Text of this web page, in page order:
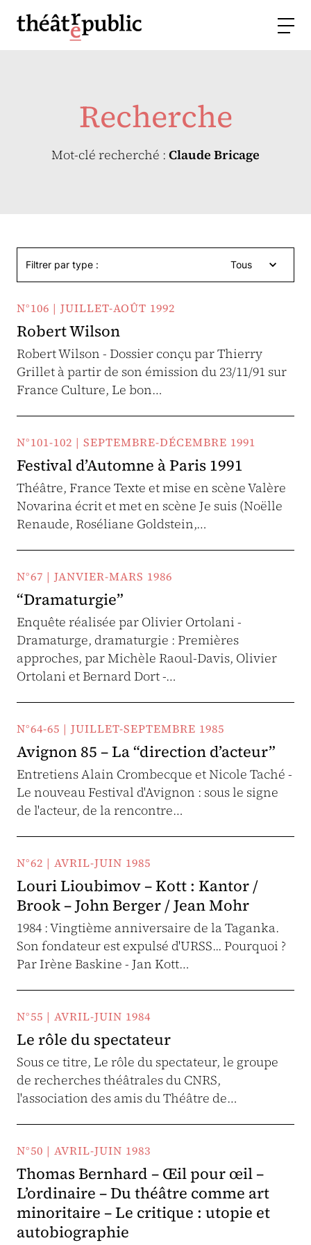
Recherche
Mot-clé recherché : Claude Bricage
Filtrer par type : Tous
N°106 | JUILLET-AOÛT 1992
Robert Wilson
Robert Wilson - Dossier conçu par Thierry
Grillet à partir de son émission du 23/11/91 sur
France Culture, Le bon…
N°101-102 | SEPTEMBRE-DÉCEMBRE 1991
Festival d’Automne à Paris 1991
Théâtre, France Texte et mise en scène Valère
Novarina écrit et met en scène Je suis (Noëlle
Renaude, Roséliane Goldstein,…
N°67 | JANVIER-MARS 1986
“Dramaturgie”
Enquête réalisée par Olivier Ortolani -
Dramaturge, dramaturgie : Premières
approches, par Michèle Raoul-Davis, Olivier
Ortolani et Bernard Dort -…
N°64-65 | JUILLET-SEPTEMBRE 1985
Avignon 85 – La “direction d’acteur”
Entretiens Alain Crombecque et Nicole Taché -
Le nouveau Festival d'Avignon : sous le signe
de l'acteur, de la rencontre…
N°62 | AVRIL-JUIN 1985
Louri Lioubimov – Kott : Kantor /
Brook – John Berger / Jean Mohr
1984 : Vingtième anniversaire de la Taganka.
Son fondateur est expulsé d'URSS... Pourquoi ?
Par Irène Baskine - Jan Kott…
N°55 | AVRIL-JUIN 1984
Le rôle du spectateur
Sous ce titre, Le rôle du spectateur, le groupe
de recherches théâtrales du CNRS,
l'association des amis du Théâtre de…
N°50 | AVRIL-JUIN 1983
Thomas Bernhard – Œil pour œil –
L’ordinaire – Du théâtre comme art
minoritaire – Le critique : utopie et
autobiographie